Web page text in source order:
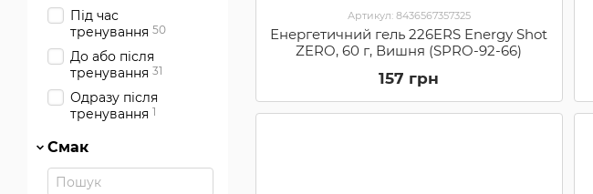
Артикул: 8436567357325
Енергетичний гель 226ERS Energy Shot
ZERO, 60 г, Вишня (SPRO-92-66)
157 грн
Під час
тренування 50
До або після
тренування 31
Одразу після
тренування 1
Смак